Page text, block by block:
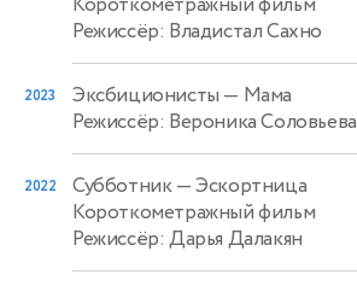
Режиссёр: Владистал Сахно
2023 Эксбиционисты — Мама
Режиссёр: Вероника Соловьева
2022 Субботник— Эскортница
Короткометражный фильм
Режиссёр: Дарья Далакян